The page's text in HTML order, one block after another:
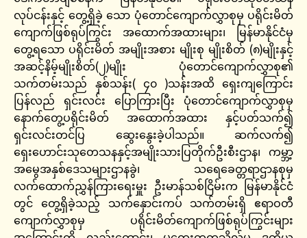
လုပ်ငန်းနှင့် တွေ့ရှိခဲ့ သော ပုံတောင်ကျောက်လွှာစုမှ ပရိုင်းမိတ်
ကျောက်ဖြစ်ရုပ်ကြွင်း အထောက်အထားများ၊ မြန်မာနိုင်ငံမှ
တွေ့ရသော ပရိုင်းမိတ် အမျိုးအစား မျိုးစု မျိုးစိတ် (၈)မျိုးနှင့်
အဆင့်နိမ့်မျိုးစိတ်(၂)မျိုး ပုံတောင်ကျောက်လွှာစု၏
သက်တမ်းသည် နှစ်သန်း( ၄၀ )သန်းအထိ ရှေးကျကြောင်း
ပြန်လည် ရှင်းလင်း ပြောကြားပြီး ပုံတောင်ကျောက်လွှာစုမှ
နောက်တွေ့ပရိုင်းမိတ် အထောက်အထား နှင့်ပတ်သက်၍
ရှင်းလင်းတင်ပြ ဆွေးနွေးခဲ့ပါသည်။ ဆက်လက်၍
ရှေးဟောင်းသုတေသနနှင့်အမျိုးသားပြတိုက်ဦးစီးဌာန၊ ကမ္ဘာ့
အမွေအနှစ်ဒေသများဌာနခွဲ၊ သရေခေတ္တရာဌာနစုမှ
လက်ထောက်ညွှန်ကြားရေးမှူး ဦးမာန်သစ်ငြိမ်းက မြန်မာနိုင်ငံ
တွင် တွေ့ရှိခဲ့သည့် သက်နှောင်းကပ် သက်တမ်းရှိ ဧရာဝတီ
ကျောက်လွှာစုမှ ပရိုင်းမိတ်ကျောက်ဖြစ်ရုပ်ကြွင်းများ